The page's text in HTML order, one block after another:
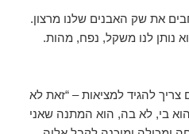
את שק האבנים שלנו מרצון.
נותן לנו משקל, נפח, מהות.
להגיד למציאות – “זאת לא
בי, לא בה, הוא המתנה שאני